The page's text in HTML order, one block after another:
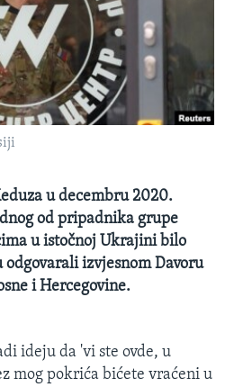
u decembru 2020.
od pripadnika grupe
u istočnoj Ukrajini bilo
izvjesnom Davoru
i Hercegovine.
ideju da 'vi ste ovde, u
mog pokrića bićete vraćeni u